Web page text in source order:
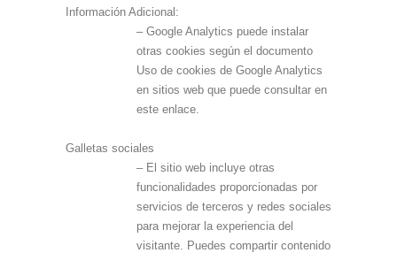
Información Adicional:
– Google Analytics puede instalar
otras cookies según el documento
Uso de cookies de Google Analytics
en sitios web que puede consultar en
este enlace.
Galletas sociales
– El sitio web incluye otras
funcionalidades proporcionadas por
servicios de terceros y redes sociales
para mejorar la experiencia del
visitante. Puedes compartir contenido